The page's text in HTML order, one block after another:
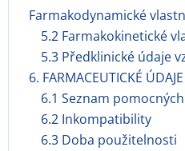
Farmakodynamické
5.2 Farmakokinetické
5.3 Předklinické údaje
6. FARMACEUTICKÉ ÚDAJE
6.1 Seznam
6.2 Inkompatibility
6.3 Doba použitelnosti